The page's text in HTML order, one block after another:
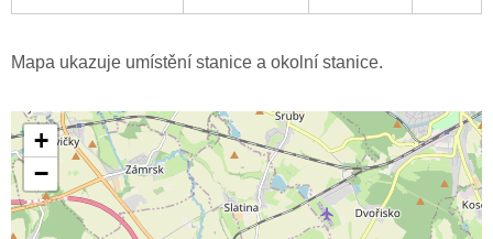
Mapa ukazuje umístění stanice a okolní stanice.
+
−